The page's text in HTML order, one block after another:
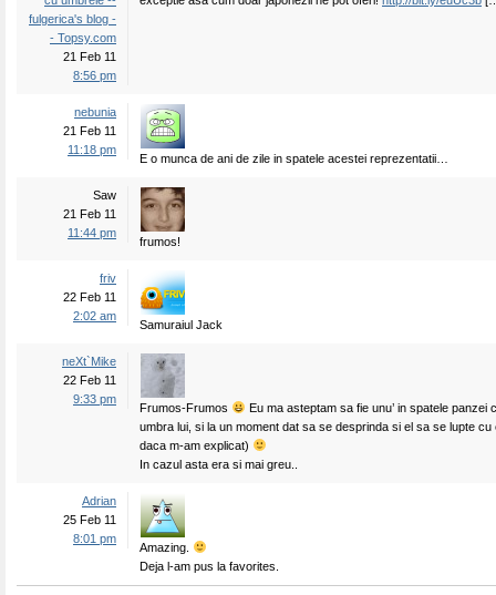
fulgerica's blog -
- Topsy.com
21 Feb 11
8:56 pm
nebunia
21 Feb 11
11:18 pm
E o munca de ani de zile in spatele acestei reprezentatii…
Saw
21 Feb 11
11:44 pm
frumos!
friv
22 Feb 11
2:02 am
Samuraiul Jack
neXt`Mike
22 Feb 11
9:33 pm
Frumos-Frumos
Eu ma asteptam sa fie unu’ in spatele panzei
umbra lui, si la un moment dat sa se desprinda si el sa se lupte cu
daca m-am explicat)
In cazul asta era si mai greu..
Adrian
25 Feb 11
8:01 pm
Amazing.
Deja l-am pus la favorites.